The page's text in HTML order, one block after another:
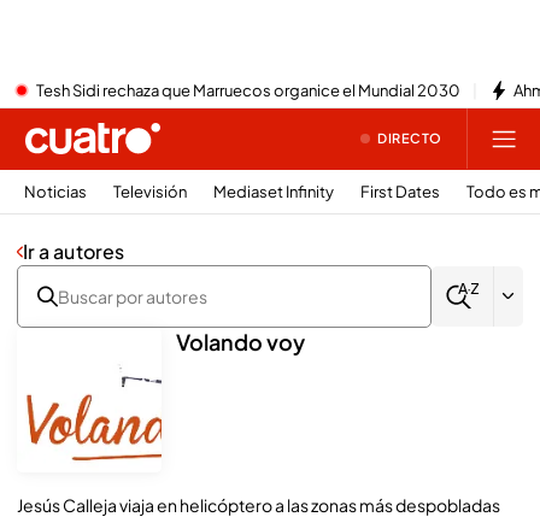
Tesh Sidi rechaza que Marruecos organice el Mundial 2030
DIRECTO
Noticias Televisión Mediaset Infinity First Dates Todo es
Ir a autores
Volando voy
Jesús Calleja viaja en helicóptero a las zonas más despobladas